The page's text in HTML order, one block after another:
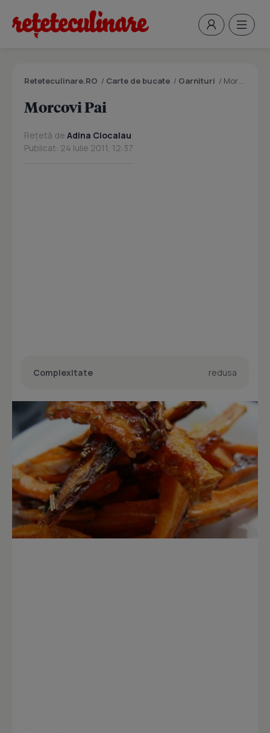
Reteteculinare.RO / Carte de bucate / Garnituri / Morcovi Pai
Morcovi Pai
Rețetă de Adina Ciocalau
Publicat: 24 Iulie 2011, 12:37
Complexitate redusa